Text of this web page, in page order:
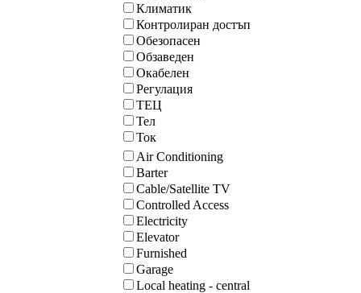
Климатик
Контролиран достъп
Обезопасен
Обзаведен
Окабелен
Регулация
ТЕЦ
Тел
Ток
Air Conditioning
Barter
Cable/Satellite TV
Controlled Access
Electricity
Elevator
Furnished
Garage
Local heating - central